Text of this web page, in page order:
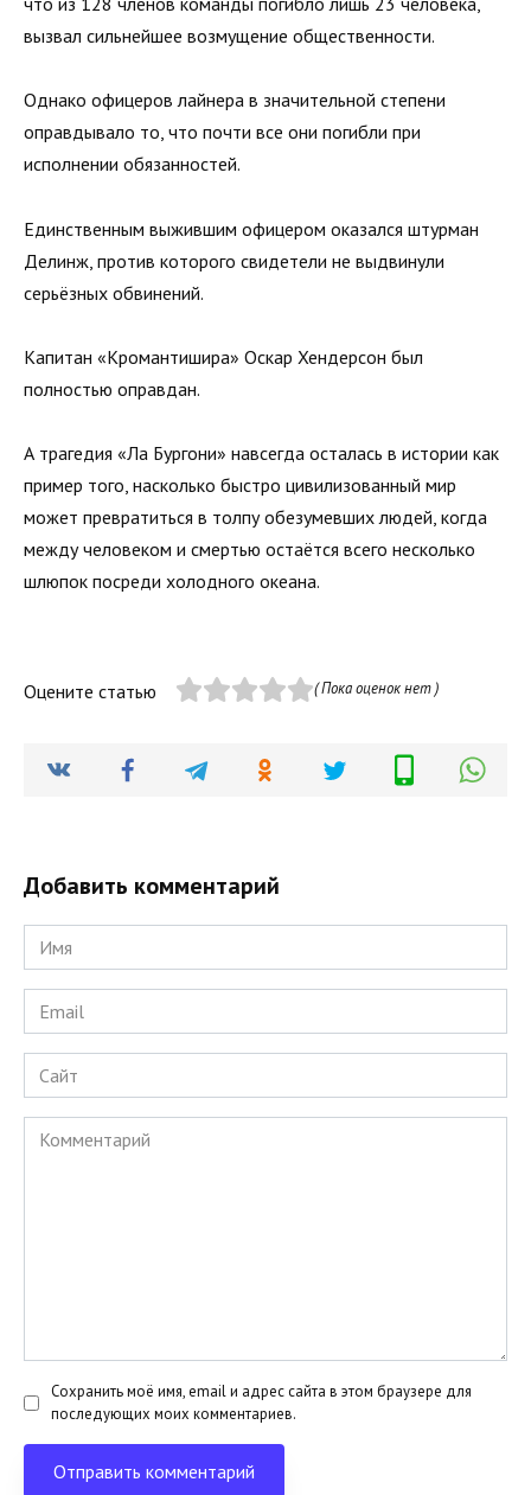
вызвал сильнейшее возмущение общественности.
Однако офицеров лайнера в значительной степени
оправдывало то, что почти все они погибли при
исполнении обязанностей.
Единственным выжившим офицером оказался штурман
Делинж, против которого свидетели не выдвинули
серьёзных обвинений.
Капитан «Кромантишира» Оскар Хендерсон был
полностью оправдан.
А трагедия «Ла Бургони» навсегда осталась в истории как
пример того, насколько быстро цивилизованный мир
может превратиться в толпу обезумевших людей, когда
между человеком и смертью остаётся всего несколько
шлюпок посреди холодного океана.
Оцените статью ( Пока оценок нет )
Добавить комментарий
Имя
*
Email
*
Сайт
Комментарий
Сохранить моё имя, email и адрес сайта в этом браузере для
последующих моих комментариев.